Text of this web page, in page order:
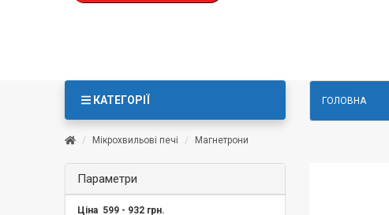
ГОЛОВНА
КАТЕГОРІЇ
Мікрохвильові печі Магнетрони
Параметри
Ціна 599 - 932 грн.